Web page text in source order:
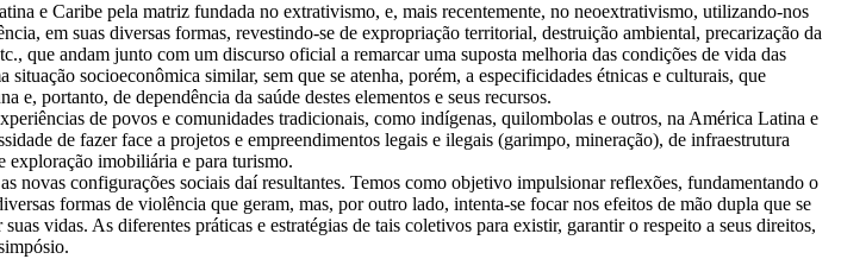
e Caribe pela matriz fundada no extrativismo, e, mais recentemente, no neoextrativismo, utilizando-nos
em suas diversas formas, revestindo-se de expropriação territorial, destruição ambiental, precarização da
que andam junto com um discurso oficial a remarcar uma suposta melhoria das condições de vida das
socioeconômica similar, sem que se atenha, porém, a especificidades étnicas e culturais, que
portanto, de dependência da saúde destes elementos e seus recursos.
de povos e comunidades tradicionais, como indígenas, quilombolas e outros, na América Latina e
de fazer face a projetos e empreendimentos legais e ilegais (garimpo, mineração), de infraestrutura
exploração imobiliária e para turismo.
novas configurações sociais daí resultantes. Temos como objetivo impulsionar reflexões, fundamentando o
formas de violência que geram, mas, por outro lado, intenta-se focar nos efeitos de mão dupla que se
vidas. As diferentes práticas e estratégias de tais coletivos para existir, garantir o respeito a seus direitos,